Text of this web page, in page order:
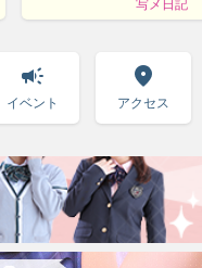
campaign
イベント
room
アクセス